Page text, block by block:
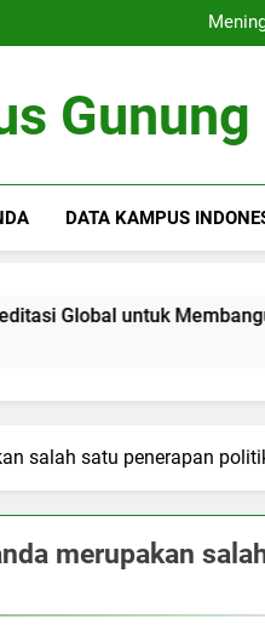
DATA KAMPUS
untuk Membangun
salah satu penerapan
merupakan